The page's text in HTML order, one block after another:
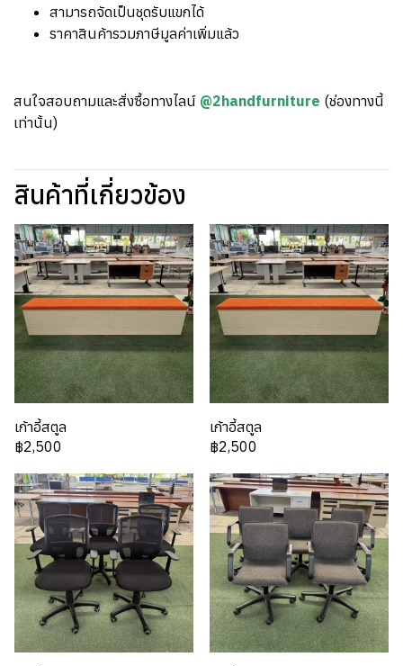
สามารถจัดเป็นชุดรับแขกได้
ราคาสินค้ารวมภาษีมูลค่าเพิ่มแล้ว
สนใจสอบถามและสั่งซื้อทางไลน์ @2handfurniture (ช่องทางนี้
เท่านั้น)
สินค้าที่เกี่ยวข้อง
เก้าอี้สตูล
฿2,500
เก้าอี้สตูล
฿2,500